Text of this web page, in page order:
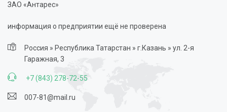
ЗАО «Антарес»
информация о предприятии ещё не проверена
Россия » Республика Татарстан » г.Казань » ул. 2-я
Гаражная, 3
+7 (843) 278-72-55
007-81@mail.ru